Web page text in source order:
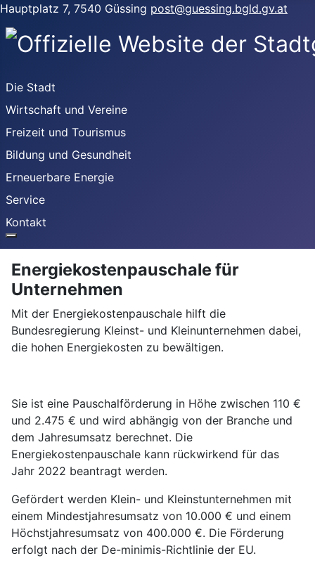
Hauptplatz 7, 7540 Güssing post@guessing.bgld.gv.at
Die Stadt
Wirtschaft und Vereine
Freizeit und Tourismus
Bildung und Gesundheit
Erneuerbare Energie
Service
Kontakt
Energiekostenpauschale für
Unternehmen
Mit der Energiekostenpauschale hilft die
Bundesregierung Kleinst- und Kleinunternehmen dabei,
die hohen Energiekosten zu bewältigen.
Sie ist eine Pauschalförderung in Höhe zwischen 110 €
und 2.475 € und wird abhängig von der Branche und
dem Jahresumsatz berechnet. Die
Energiekostenpauschale kann rückwirkend für das
Jahr 2022 beantragt werden.
Gefördert werden Klein- und Kleinstunternehmen mit
einem Mindestjahresumsatz von 10.000 € und einem
Höchstjahresumsatz von 400.000 €. Die Förderung
erfolgt nach der De-minimis-Richtlinie der EU.